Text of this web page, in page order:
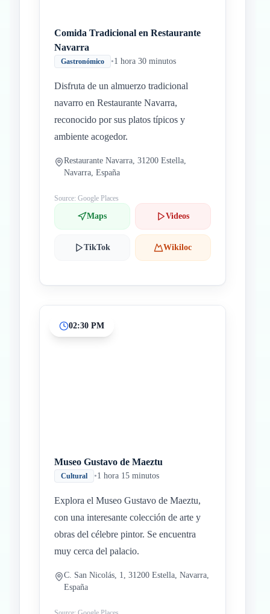
Comida Tradicional en Restaurante
Navarra
Gastronómico •1 hora 30 minutos
Disfruta de un almuerzo tradicional
navarro en Restaurante Navarra,
reconocido por sus platos típicos y
ambiente acogedor.
Restaurante Navarra, 31200 Estella,
Navarra, España
Source: Google Places
Maps Videos
TikTok Wikiloc
02:30 PM
Museo Gustavo de Maeztu
Cultural •1 hora 15 minutos
Explora el Museo Gustavo de Maeztu,
con una interesante colección de arte y
obras del célebre pintor. Se encuentra
muy cerca del palacio.
C. San Nicolás, 1, 31200 Estella, Navarra,
España